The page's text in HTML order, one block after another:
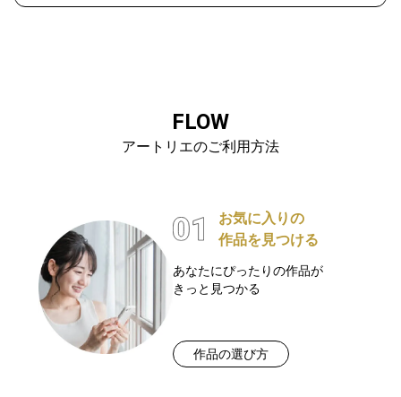
FLOW
アートリエのご利用方法
お気に入りの
作品を見つける
あなたにぴったりの作品が
きっと見つかる
作品の選び方